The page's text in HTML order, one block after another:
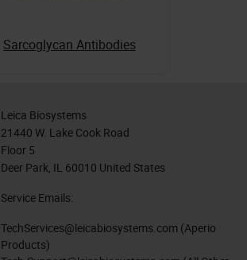
Sarcoglycan Antibodies
Leica Biosystems
21440 W. Lake Cook Road
Floor 5
Deer Park, IL 60010 United States
Service Emails:
TechServices@leicabiosystems.com (Aperio
Products)